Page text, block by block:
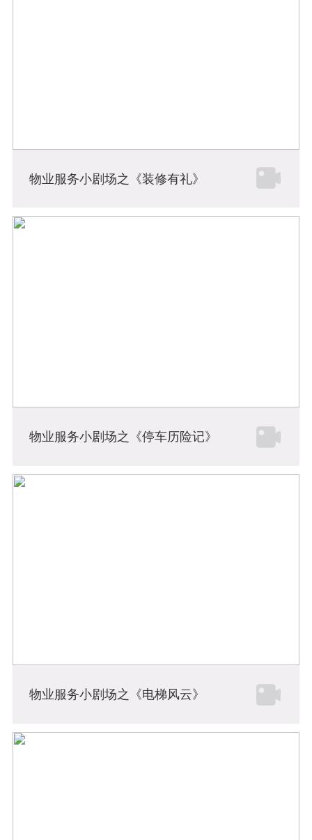
物业服务小剧场之《装修有礼》
物业服务小剧场之《停车历险记》
物业服务小剧场之《电梯风云》